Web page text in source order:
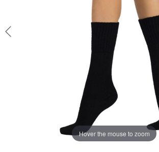
Hover the mouse to zoom